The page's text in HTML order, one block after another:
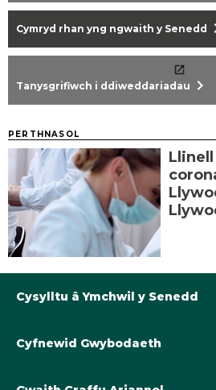
Cymryd rhan yng ngwaith y Senedd
Tanysgrifiwch i ddiweddariadau chevron_right
PERTHNASOL
Cysylltu â Ymchwil y Senedd
Llyfrgell@Senedd.Cymru
Cyfnewid Gwybodaeth